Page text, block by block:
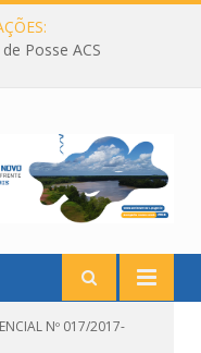
Posse ACS
Nº 017/2017-